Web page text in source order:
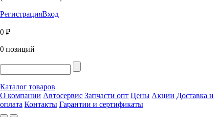
РегистрацияВход
0 ₽
0 позиций
Каталог товаров
О компании Автосервис Запчасти опт Цены Акции Доставка и
оплата Контакты Гарантии и сертификаты